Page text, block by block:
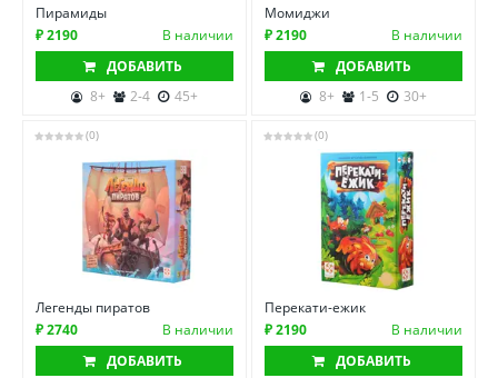
Пирамиды
₽ 2190
В наличии
ДОБАВИТЬ
8+
2-4 45+
Момиджи
₽ 2190
В наличии
ДОБАВИТЬ
8+
1-5 30+
(0)
Легенды пиратов
₽ 2740
В наличии
ДОБАВИТЬ
(0)
Перекати-ежик
₽ 2190
В наличии
ДОБАВИТЬ